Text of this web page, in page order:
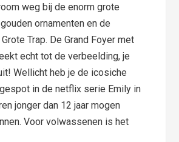
weg bij de enorm grote
ornamenten en de
Trap. De Grand Foyer met
echt tot de verbeelding, je
Wellicht heb je de icosiche
in de netflix serie Emily in
jonger dan 12 jaar mogen
Voor volwassenen is het